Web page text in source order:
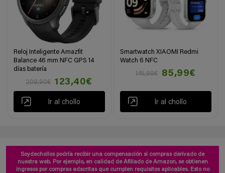
Reloj Inteligente Amazfit
Balance 46 mm NFC GPS 14
días batería
209,90€
123,40€
Ir al chollo
Smartwatch XIAOMI Redmi
Watch 6 NFC
145,99€
85,99€
Ir al chollo
Soydechollos podría recibir una compensación si compras derivado de
nuestra web. Por ejemplo, en calidad de Afiliado de Amazon, se obtienen
ingresos por compras adscritas que cumplen requisitos aplicables. Esto no